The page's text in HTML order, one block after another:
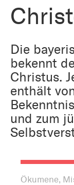
Die
bekennt
Christus.
enthält
und zum
Ökumene,
Kirche
Arbeiten
Ökumene
Religion
Kunst
Aktiv
Bildung
Gegen